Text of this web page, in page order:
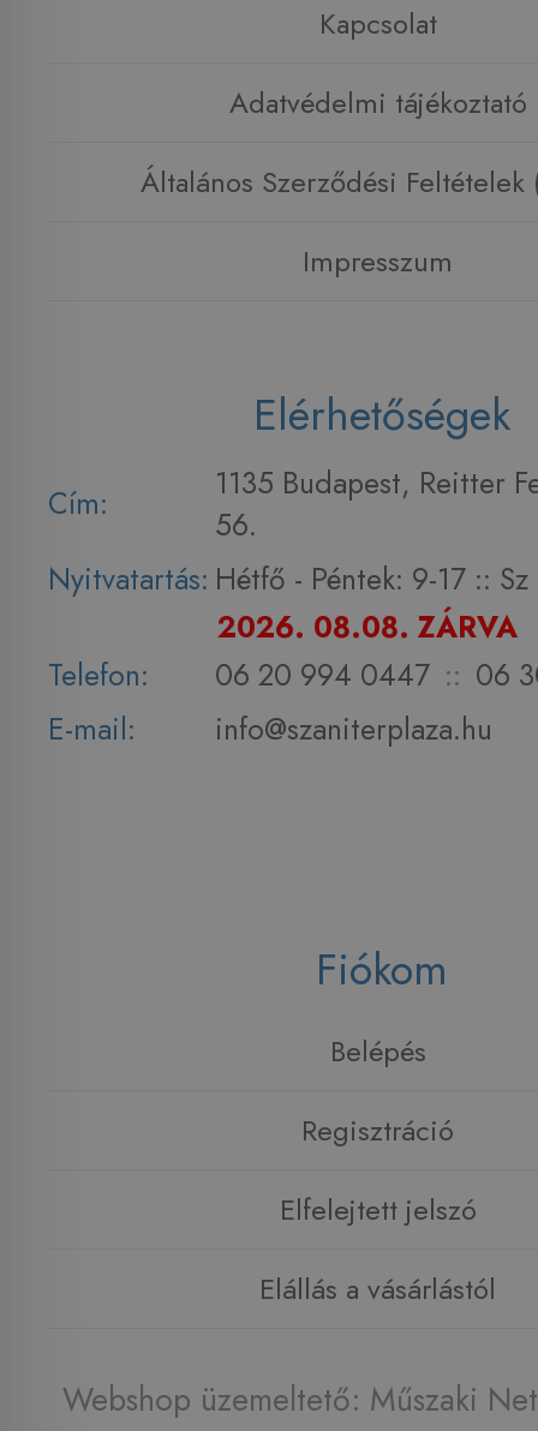
Kapcsolat
Adatvédelmi tájékoztató
Általános Szerződési Feltételek
Impresszum
Elérhetőségek
Cím:
1135 Budapest, Reitter
56.
Nyitvatartás: Hétfő - Péntek: 9-17 :: Sz
2026. 08.08. ZÁRVA
Telefon:
06 20 994 0447 :: 06
E-mail:
info@szaniterplaza.hu
Fiókom
Belépés
Regisztráció
Elfelejtett jelszó
Elállás a vásárlástól
Webshop üzemeltető: Műszaki